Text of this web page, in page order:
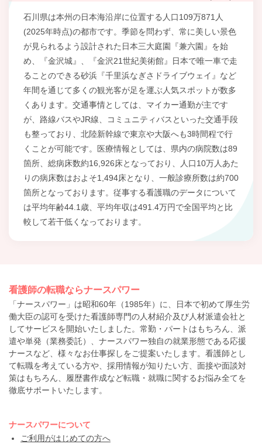
石川県は本州の日本海沿岸に位置する人口109万871人
(2025年時点)の都市です。季節を問わず、常に美しい景色
が見られるよう設計された日本三大庭園『兼六園』を始
め、『金沢城』、『金沢21世紀美術館』日本で唯一車で走
ることのできる砂浜『千里浜なぎさドライブウェイ』など
年間を通じて多くの観光客が足を運ぶ人気スポットが数多
くあります。交通事情としては、マイカー通勤が主です
が、路線バスやJR線、コミュニティバスといった交通手段
も整っており、北陸新幹線で東京や大阪へも3時間程で行
くことが可能です。医療情報としては、県内の病院数は89
箇所、総病床数約16,926床となっており、人口10万人あた
りの病床数はおよそ1,494床となり、一般診療所数は約700
箇所となっております。従事する看護職のデータについて
は平均年齢44.1歳、平均年収は491.4万円で全国平均と比
較して若干低くなっております。
看護師の転職ならナースパワー
「ナースパワー」は昭和60年（1985年）に、日本で初めて厚生労
働大臣の認可を受けた看護師専門の人材紹介及び人材派遣会社と
してサービスを開始いたしました。常勤・パートはもちろん、派
遣や単発（業務委託）、ナースパワー独自の就業形態である応援
ナースなど、様々なお仕事探しをご提案いたします。看護師とし
て転職を考えている方や、採用情報が知りたい方、面接や面談対
策はもちろん、履歴書作成など転職・就職に関するお悩み全てを
徹底サポートいたします。
ナースパワーについて
ご利用がはじめての方へ